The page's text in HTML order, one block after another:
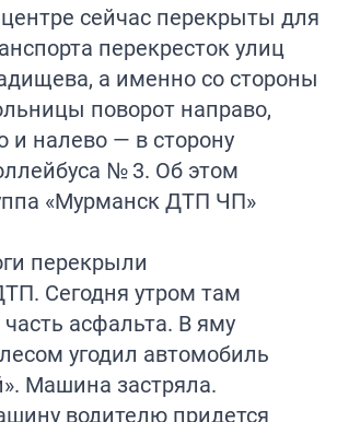
сейчас перекрыты для
перекресток улиц
а именно со стороны
поворот направо,
и налево — в сторону
№ 3. Об этом
«Мурманск ДТП ЧП»
перекрыли
Сегодня утром там
асфальта. В яму
угодил автомобиль
Машина застряла.
водителю придется